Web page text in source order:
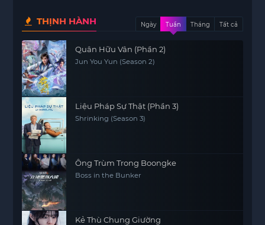
THỊNH HÀNH Ngày Tuần Tháng Tất cả
Quân Hữu Vân (Phần 2)
Jun You Yun (Season 2)
Liệu Pháp Sự Thật (Phần 3)
Shrinking (Season 3)
Ông Trùm Trong Boongke
Boss in the Bunker
Kẻ Thù Chung Giường